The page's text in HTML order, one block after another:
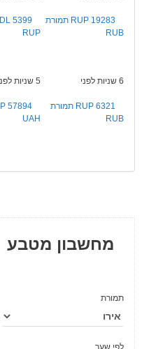
RUP
19283 RUP תמורת
RUB
5 שניות לפני
UAH
6 שניות לפני
6321 RUP תמורת
RUB
מחשבון מטבע
תמורת
לפי שער